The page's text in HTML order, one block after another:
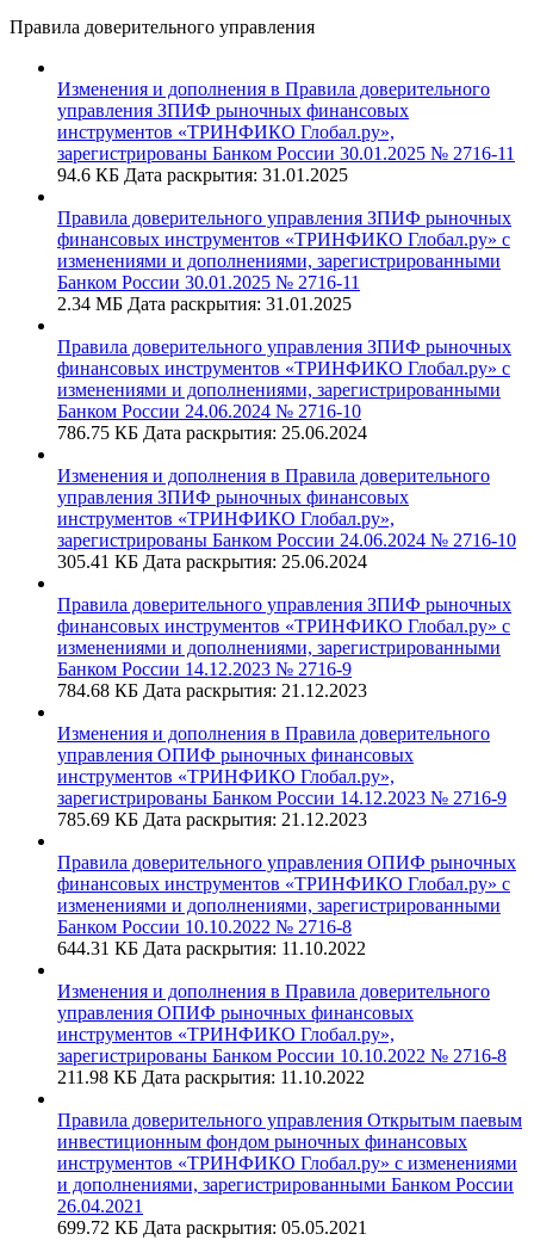
Правила доверительного управления
Изменения и дополнения в Правила доверительного
управления ЗПИФ рыночных финансовых
инструментов «ТРИНФИКО Глобал.ру»,
зарегистрированы Банком России 30.01.2025 № 2716-11
94.6 КБ Дата раскрытия: 31.01.2025
Правила доверительного управления ЗПИФ рыночных
финансовых инструментов «ТРИНФИКО Глобал.ру» с
изменениями и дополнениями, зарегистрированными
Банком России 30.01.2025 № 2716-11
2.34 МБ Дата раскрытия: 31.01.2025
Правила доверительного управления ЗПИФ рыночных
финансовых инструментов «ТРИНФИКО Глобал.ру» с
изменениями и дополнениями, зарегистрированными
Банком России 24.06.2024 № 2716-10
786.75 КБ Дата раскрытия: 25.06.2024
Изменения и дополнения в Правила доверительного
управления ЗПИФ рыночных финансовых
инструментов «ТРИНФИКО Глобал.ру»,
зарегистрированы Банком России 24.06.2024 № 2716-10
305.41 КБ Дата раскрытия: 25.06.2024
Правила доверительного управления ЗПИФ рыночных
финансовых инструментов «ТРИНФИКО Глобал.ру» с
изменениями и дополнениями, зарегистрированными
Банком России 14.12.2023 № 2716-9
784.68 КБ Дата раскрытия: 21.12.2023
Изменения и дополнения в Правила доверительного
управления ОПИФ рыночных финансовых
инструментов «ТРИНФИКО Глобал.ру»,
зарегистрированы Банком России 14.12.2023 № 2716-9
785.69 КБ Дата раскрытия: 21.12.2023
Правила доверительного управления ОПИФ рыночных
финансовых инструментов «ТРИНФИКО Глобал.ру» с
изменениями и дополнениями, зарегистрированными
Банком России 10.10.2022 № 2716-8
644.31 КБ Дата раскрытия: 11.10.2022
Изменения и дополнения в Правила доверительного
управления ОПИФ рыночных финансовых
инструментов «ТРИНФИКО Глобал.ру»,
зарегистрированы Банком России 10.10.2022 № 2716-8
211.98 КБ Дата раскрытия: 11.10.2022
Правила доверительного управления Открытым паевым
инвестиционным фондом рыночных финансовых
инструментов «ТРИНФИКО Глобал.ру» с изменениями
и дополнениями, зарегистрированными Банком России
26.04.2021
699.72 КБ Дата раскрытия: 05.05.2021